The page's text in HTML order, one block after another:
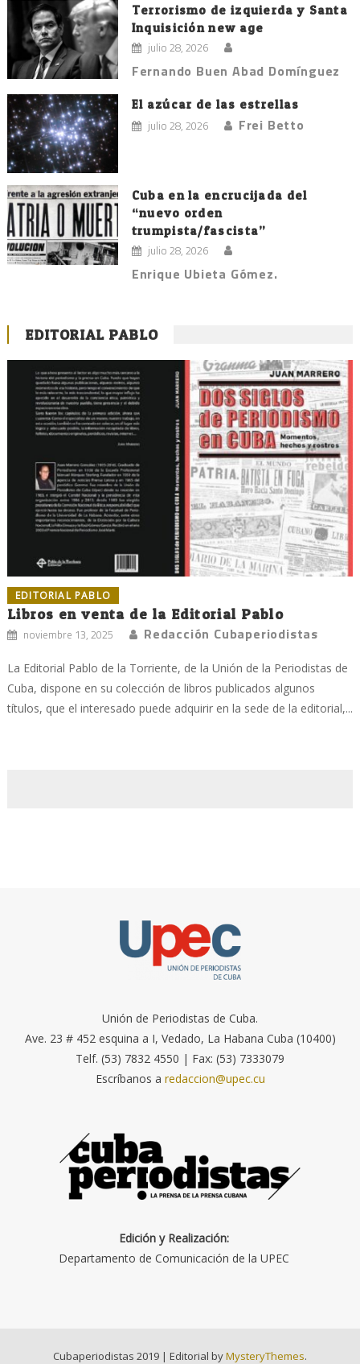
Terrorismo de izquierda y Santa
Inquisición new age
julio 28, 2026
Fernando Buen Abad Domínguez
El azúcar de las estrellas
julio 28, 2026 Frei Betto
Cuba en la encrucijada del
“nuevo orden
trumpista/fascista”
julio 28, 2026
Enrique Ubieta Gómez.
EDITORIAL PABLO
EDITORIAL PABLO
Libros en venta de la Editorial Pablo
noviembre 13, 2025 Redacción Cubaperiodistas
La Editorial Pablo de la Torriente, de la Unión de la Periodistas de
Cuba, dispone en su colección de libros publicados algunos
títulos, que el interesado puede adquirir en la sede de la editorial,...
Unión de Periodistas de Cuba.
Ave. 23 # 452 esquina a I, Vedado, La Habana Cuba (10400)
Telf. (53) 7832 4550 | Fax: (53) 7333079
Escríbanos a redaccion@upec.cu
Edición y Realización:
Departamento de Comunicación de la UPEC
Cubaperiodistas 2019 | Editorial byMysteryThemes.